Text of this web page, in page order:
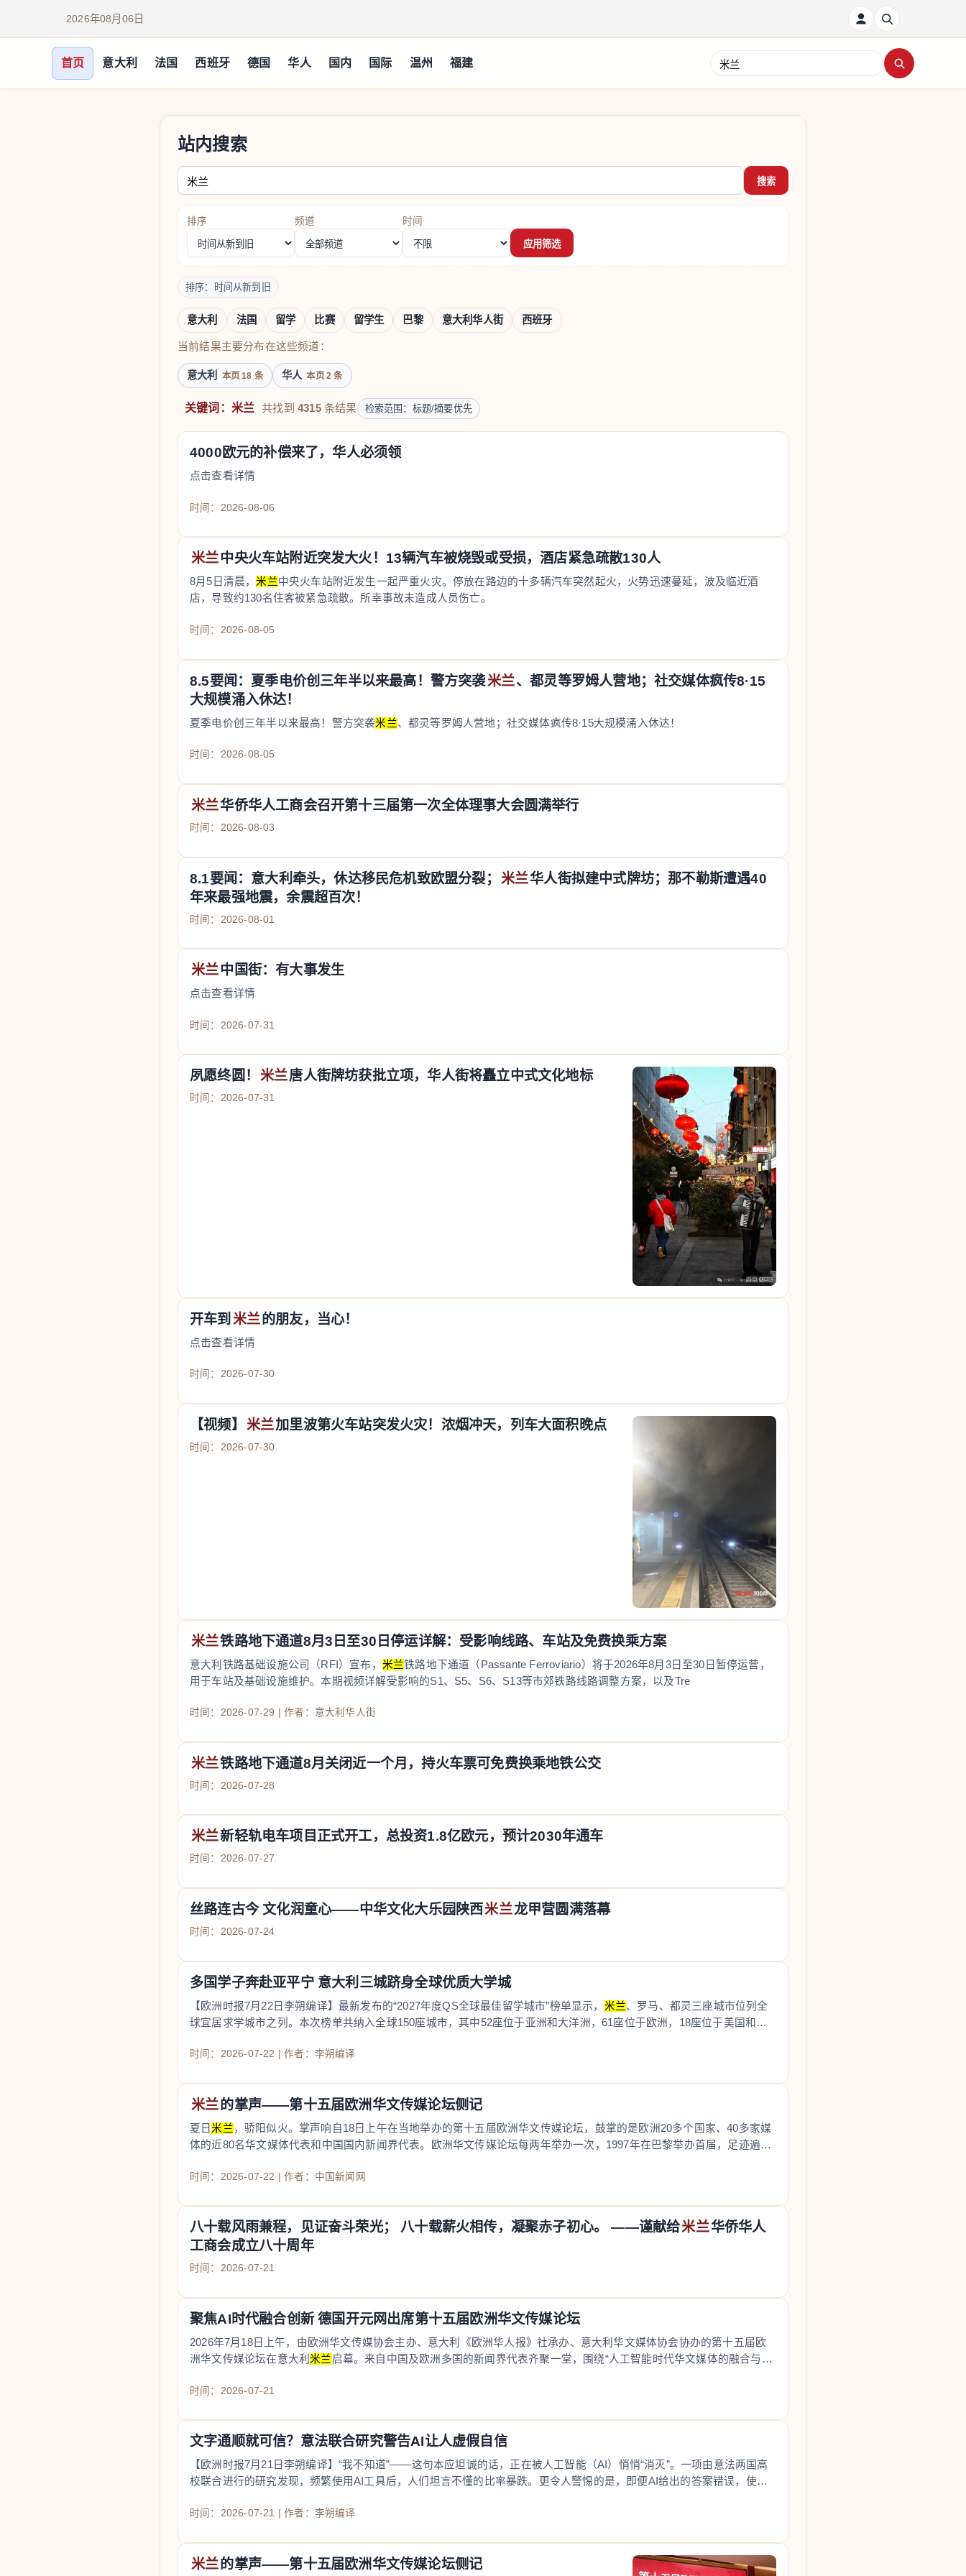
2026年08月06日
首页 意大利 法国 西班牙 德国 华人 国内 国际 温州 福建
搜索新闻
站内搜索
请输入关键词
搜索
排序 频道 时间
应用筛选
排序：时间从新到旧
意大利 法国 留学 比赛 留学生 巴黎 意大利华人街 西班牙
当前结果主要分布在这些频道：
意大利 本页 18 条 华人 本页 2 条
关键词：米兰 共找到4315条结果 检索范围：标题/摘要优先
4000欧元的补偿来了，华人必须领
点击查看详情
时间：2026-08-06
米兰中央火车站附近突发大火！13辆汽车被烧毁或受损，酒店紧急疏散130人
8月5日清晨，米兰中央火车站附近发生一起严重火灾。停放在路边的十多辆汽车突然起火，火势迅速蔓延，波及临近酒
店，导致约130名住客被紧急疏散。所幸事故未造成人员伤亡。
时间：2026-08-05
8.5要闻：夏季电价创三年半以来最高！警方突袭米兰、都灵等罗姆人营地；社交媒体疯传8·15
大规模涌入休达！
夏季电价创三年半以来最高！警方突袭米兰、都灵等罗姆人营地；社交媒体疯传8·15大规模涌入休达！
时间：2026-08-05
米兰华侨华人工商会召开第十三届第一次全体理事大会圆满举行
时间：2026-08-03
8.1要闻：意大利牵头，休达移民危机致欧盟分裂； 米兰华人街拟建中式牌坊；那不勒斯遭遇40
年来最强地震，余震超百次！
时间：2026-08-01
米兰中国街：有大事发生
点击查看详情
时间：2026-07-31
夙愿终圆！ 米兰唐人街牌坊获批立项，华人街将矗立中式文化地标
时间：2026-07-31
开车到 米兰的朋友，当心！
点击查看详情
时间：2026-07-30
【视频】 米兰加里波第火车站突发火灾！浓烟冲天，列车大面积晚点
时间：2026-07-30
米兰铁路地下通道8月3日至30日停运详解：受影响线路、车站及免费换乘方案
意大利铁路基础设施公司（RFI）宣布， 米兰铁路地下通道（Passante Ferroviario）将于2026年8月3日至30日暂停运营，
用于车站及基础设施维护。本期视频详解受影响的S1、S5、S6、S13等市郊铁路线路调整方案，以及Tre
时间：2026-07-29 | 作者：意大利华人街
米兰铁路地下通道8月关闭近一个月，持火车票可免费换乘地铁公交
时间：2026-07-28
米兰新轻轨电车项目正式开工，总投资1.8亿欧元，预计2030年通车
时间：2026-07-27
丝路连古今 文化润童心——中华文化大乐园陕西米兰龙甲营圆满落幕
时间：2026-07-24
多国学子奔赴亚平宁 意大利三城跻身全球优质大学城
【欧洲时报7月22日李朔编译】最新发布的“2027年度QS全球最佳留学城市”榜单显示， 米兰、罗马、都灵三座城市位列全
球宜居求学城市之列。本次榜单共纳入全球150座城市，其中52座位于亚洲和大洋洲，61座位于欧洲，18座位于美国和加
时间：2026-07-22 | 作者：李朔编译
米兰 的掌声——第十五届欧洲华文传媒论坛侧记
夏日米兰，骄阳似火。掌声响自18日上午在当地举办的第十五届欧洲华文传媒论坛，鼓掌的是欧洲20多个国家、40多家媒
体的近80名华文媒体代表和中国国内新闻界代表。欧洲华文传媒论坛每两年举办一次，1997年在巴黎举办首届，足迹遍布
时间：2026-07-22 | 作者：中国新闻网
八十载风雨兼程，见证奋斗荣光； 八十载薪火相传，凝聚赤子初心。 ——谨献给米兰华侨华人
工商会成立八十周年
时间：2026-07-21
聚焦AI时代融合创新 德国开元网出席第十五届欧洲华文传媒论坛
2026年7月18日上午，由欧洲华文传媒协会主办、意大利《欧洲华人报》社承办、意大利华文媒体协会协办的第十五届欧
洲华文传媒论坛在意大利米兰启幕。来自中国及欧洲多国的新闻界代表齐聚一堂，围绕“人工智能时代华文媒体的融合与创
时间：2026-07-21
文字通顺就可信？意法联合研究警告AI让人虚假自信
【欧洲时报7月21日李朔编译】“我不知道”——这句本应坦诚的话，正在被人工智能（AI）悄悄“消灭”。一项由意法两国高
校联合进行的研究发现，频繁使用AI工具后，人们坦言不懂的比率暴跌。更令人警惕的是，即便AI给出的答案错误，使用
时间：2026-07-21 | 作者：李朔编译
米兰的掌声——第十五届欧洲华文传媒论坛侧记